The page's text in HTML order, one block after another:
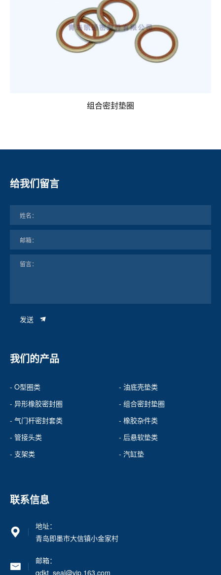
组合密封垫圈
给我们留言
发送
我们的产品
- O型圈类
- 油底壳垫类
- 异形橡胶密封圈
- 组合密封垫圈
- 气门杆密封套类
- 橡胶杂件类
- 管接头类
- 后悬软垫类
- 支架类
- 汽缸垫
联系信息
地址：
青岛即墨市大信镇小金家村
邮箱：
qdkt_seal@vip.163.com